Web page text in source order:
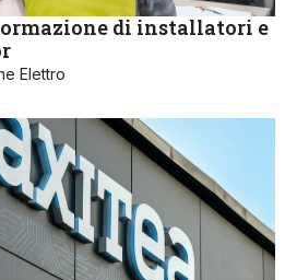
di installatori e
Elettro